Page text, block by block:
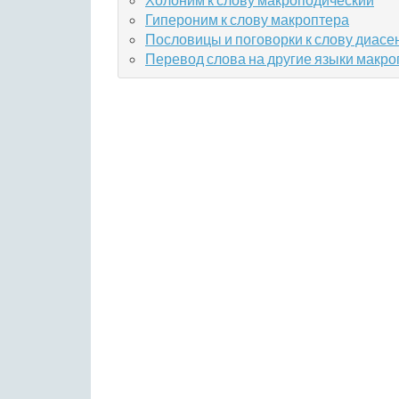
Гипероним к слову макроптера
Пословицы и поговорки к слову
Перевод слова на другие языки